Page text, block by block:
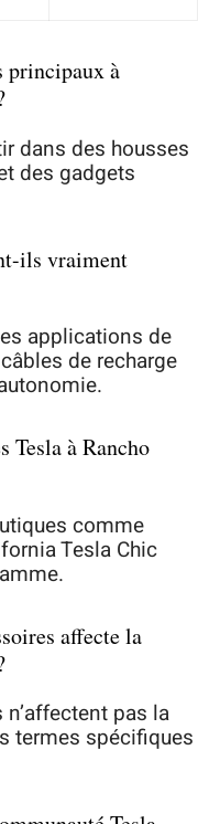
principaux à
dans des housses
des gadgets
ils vraiment
applications de
de recharge
Tesla à Rancho
comme
Tesla Chic
affecte la
pas la
termes spécifiques